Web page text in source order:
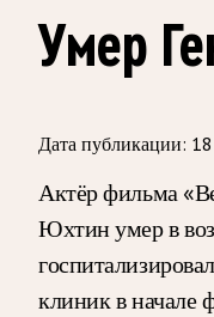
Умер
Дата публикации:
Актёр фильма
Юхтин умер в
клиник в начале